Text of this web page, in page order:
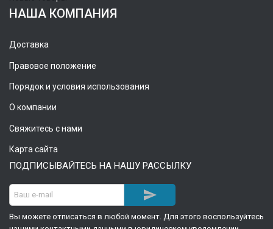
НАША КОМПАНИЯ
Доставка
Правовое положение
Порядок и условия использования
О компании
Свяжитесь с нами
Карта сайта
ПОДПИСЫВАЙТЕСЬ НА НАШУ РАССЫЛКУ

Вы можете отписаться в любой момент. Для этого воспользуйтесь